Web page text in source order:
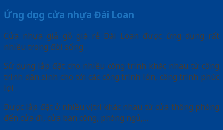
Ứng dụng cửa nhựa Đài Loan
Cửa nhựa giả gỗ giá rẻ Đài Loan được ứng dụng rất
nhiều trong đời sống
Sử dụng lắp đặt cho nhiều công trình khác nhau từ công
trình dân sinh cho tới các công trình lớn, công trình phúc
lợi
Được lắp đặt ở nhiều vị trí khác nhau từ cửa thông phòng
đến cửa đi, cửa ban công, phòng ngủ,…